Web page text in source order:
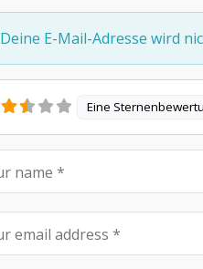
Deine E-Mail-Adresse wird
Eine